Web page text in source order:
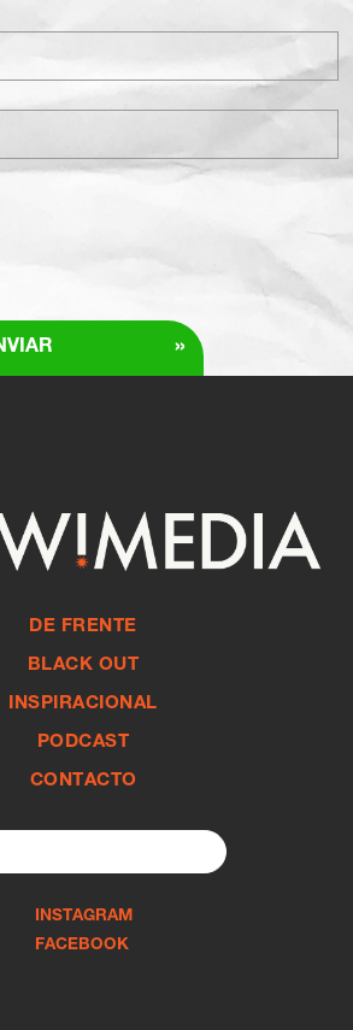
»
DE FRENTE
BLACK OUT
INSPIRACIONAL
PODCAST
CONTACTO
INSTAGRAM
FACEBOOK